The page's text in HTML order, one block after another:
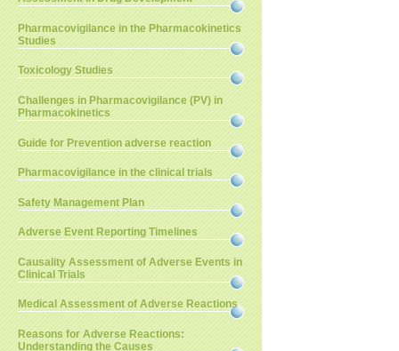
Pharmacovigilance in the Pharmacokinetics
Studies
Toxicology Studies
Challenges in Pharmacovigilance (PV) in
Pharmacokinetics
Guide for Prevention adverse reaction
Pharmacovigilance in the clinical trials
Safety Management Plan
Adverse Event Reporting Timelines
Causality Assessment of Adverse Events in
Clinical Trials
Medical Assessment of Adverse Reactions
Reasons for Adverse Reactions:
Understanding the Causes